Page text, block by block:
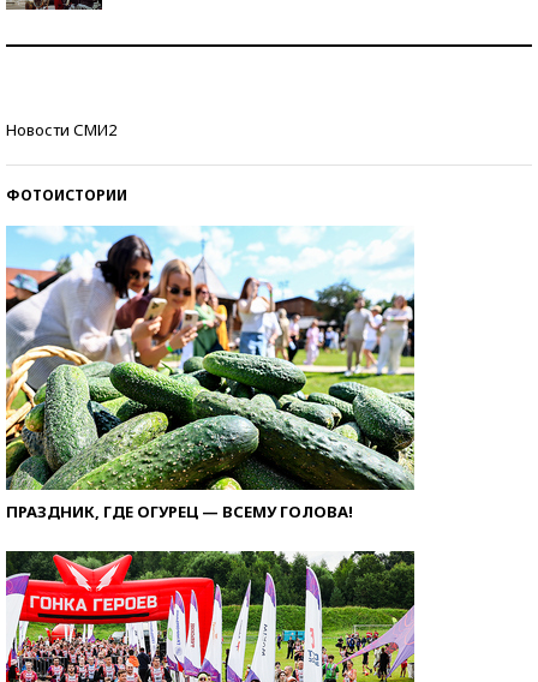
Новости СМИ2
ФОТОИСТОРИИ
ПРАЗДНИК, ГДЕ ОГУРЕЦ — ВСЕМУ ГОЛОВА!